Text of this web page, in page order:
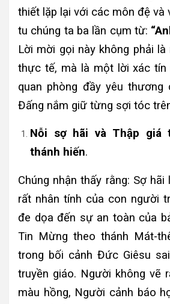
thiết lặp lại với các môn đệ
tu chúng ta ba lần cụm từ:
Lời mời gọi này không phải
thực tế, mà là một lời xác
quan phòng đầy yêu thương
Đấng nắm giữ từng sợi tóc
Nỗi sợ hãi và Thập giá
thánh hiến.
Chúng nhận thấy rằng: Sợ
rất nhân tính của con người
đe dọa đến sự an toàn của
Tin Mừng theo thánh Mát-
trong bối cảnh Đức Giêsu
truyền giáo. Người không vẽ
màu hồng, Người cảnh báo